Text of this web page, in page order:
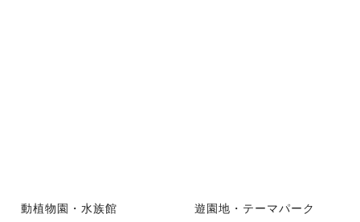
動植物園・水族館 遊園地・テーマパーク